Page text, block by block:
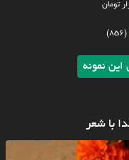
تومان
(856)
نمونه
با شعر